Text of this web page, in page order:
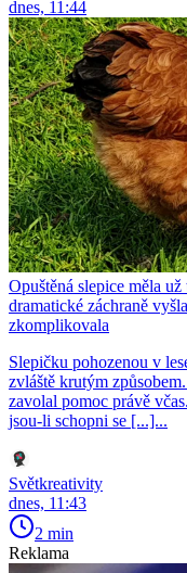
dnes, 11:44
Opuštěná slepice měla
dramatické záchraně
zkomplikovala
Slepičku pohozenou v
zvláště krutým
zavolal pomoc právě
jsou-li schopni se [...]...
Světkreativity
dnes, 11:43
2 min
Reklama